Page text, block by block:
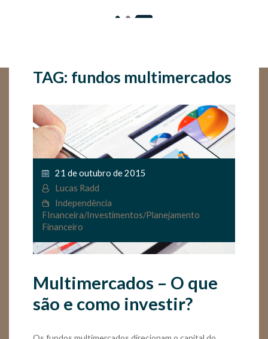
TAG: fundos multimercados
21 de outubro de 2015
Lucas Radd
Independência
FInanceira/Investimentos/Planejamento
Financeiro
Multimercados – O que
são e como investir?